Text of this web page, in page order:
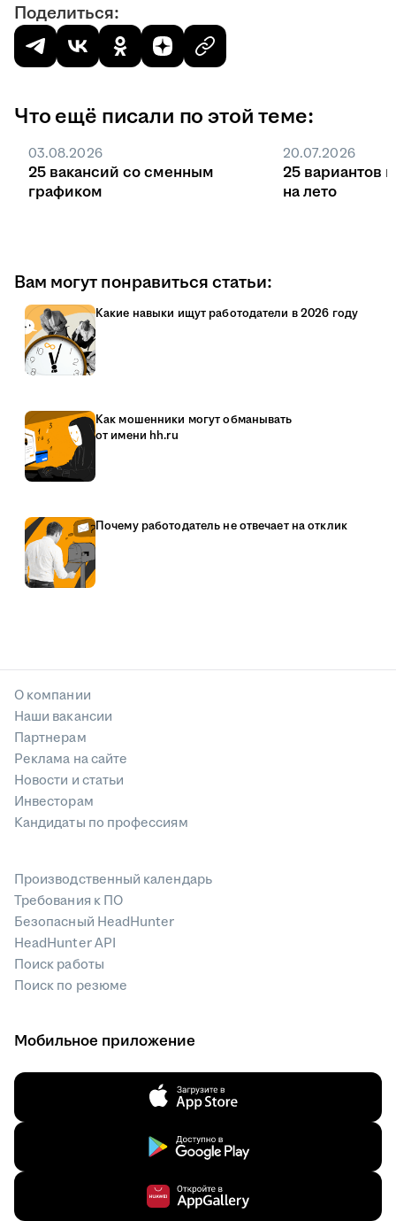
Поделиться:
Что ещё писали по этой теме:
03.08.2026
25 вакансий со сменным
графиком
20.07.2026
25 вариантов
на лето
Вам могут понравиться статьи:
Какие навыки ищут работодатели в 2026 году
Как мошенники могут обманывать
от имени hh.ru
Почему работодатель не отвечает на отклик
О компании
Наши вакансии
Партнерам
Реклама на сайте
Новости и статьи
Инвесторам
Кандидаты по профессиям
Производственный календарь
Требования к ПО
Безопасный HeadHunter
HeadHunter API
Поиск работы
Поиск по резюме
Мобильное приложение